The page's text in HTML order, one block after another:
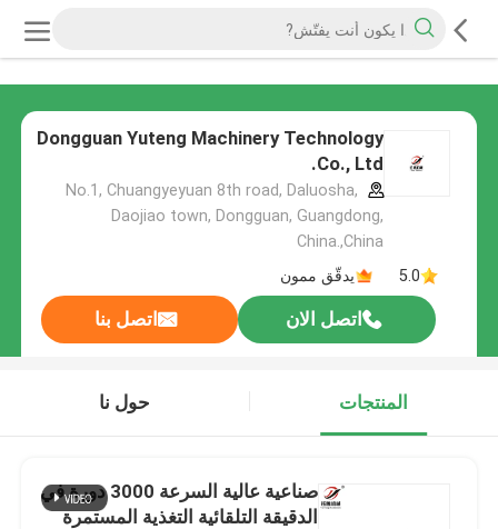
Dongguan Yuteng Machinery Technology
Co., Ltd.
No.1, Chuangyeyuan 8th road, Daluosha,
Daojiao town, Dongguan, Guangdong,
China.,China
5.0
يدقّق ممون
اتصل الان اتصل بنا
المنتجات حول نا
صناعية عالية السرعة 3000 دورة في
الدقيقة التلقائية التغذية المستمرة